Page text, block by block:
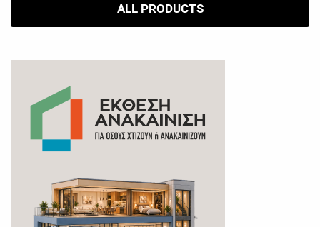
ALL PRODUCTS